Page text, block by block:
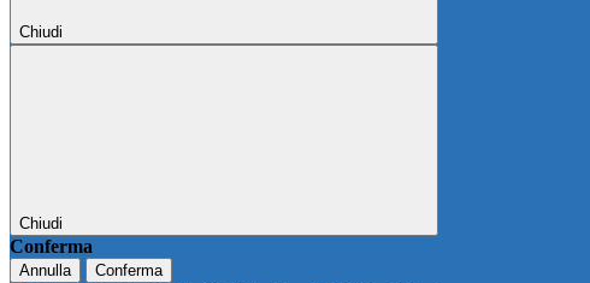
Chiudi
Chiudi
Conferma
Annulla Conferma